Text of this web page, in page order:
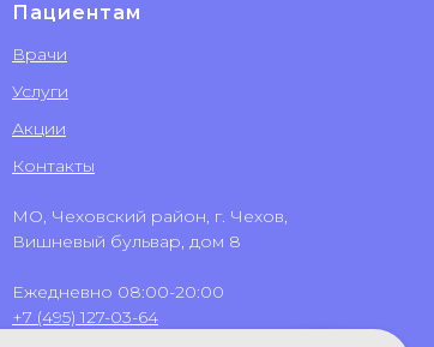
Пациентам
Врачи
Услуги
Акции
Контакты
МО, Чеховский район, г. Чехов,
Вишневый бульвар, дом 8
Ежедневно 08:00-20:00
+7 (495) 127-03-64